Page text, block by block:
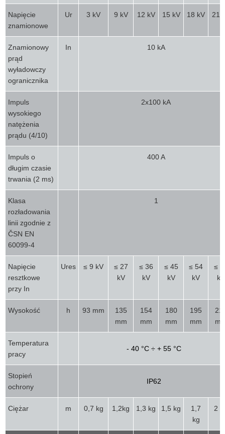
Napięcie
znamionowe
Ur 3 kV 9 kV 12 kV 15 kV 18 kV 21
Znamionowy
prąd
wyładowczy
ogranicznika
In 10 kA
Impuls
wysokiego
natężenia
prądu (4/10)
2x100 kA
Impuls o
długim czasie
trwania (2 ms)
400 A
Klasa
rozładowania
linii zgodnie z
ČSN EN
60099-4
1
Napięcie
resztkowe
przy In
Ures ≤ 9 kV
≤ 27
kV
≤ 36
kV
≤ 45
kV
≤ 54
kV
≤
kV
Wysokość h 93 mm
135
mm
154
mm
180
mm
195
mm
Temperatura
pracy
- 40 °C ÷ + 55 °C
Stopień
ochrony
IP62
Ciężar m 0,7 kg 1,2kg 1,3 kg 1,5 kg
1,7
kg
2